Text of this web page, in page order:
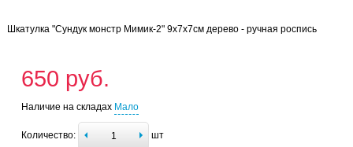
Шкатулка "Сундук монстр Мимик-2" 9х7х7см дерево - ручная роспись
650 руб.
Наличие на складах Мало
Количество: шт